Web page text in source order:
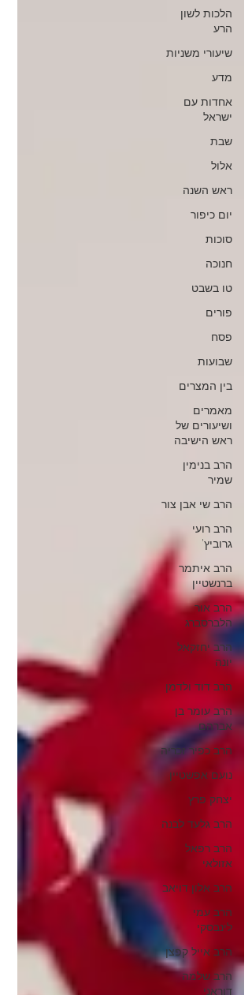
הלכות לשון
הרע
שיעורי משניות
מדע
אחדות עם
ישראל
שבת
אלול
ראש השנה
יום כיפור
סוכות
חנוכה
טו בשבט
פורים
פסח
שבועות
בין המצרים
מאמרים
ושיעורים של
ראש הישיבה
הרב בנימין
שמיר
הרב שי אבן צור
הרב רועי
גרוביץ'
הרב איתמר
ברנשטיין
הרב אור
הלברסברג
הרב יחזקאל
יונה
הרב דוד ולדמן
הרב עומר בן
אברהם
הרב כפיר זכריה
נועם אפשטיין
יצחק פרץ
הרב גלעד לבנה
הרב רפאל
אזולאי
הרב אלון דויאב
הרב עמי
לינבסקי
הרב אייל קפצן
הרב שלמה
דוראני